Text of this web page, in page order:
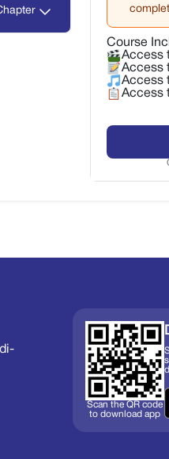
Course
Access
Access
Access
Access
Scan the QR code
to download app